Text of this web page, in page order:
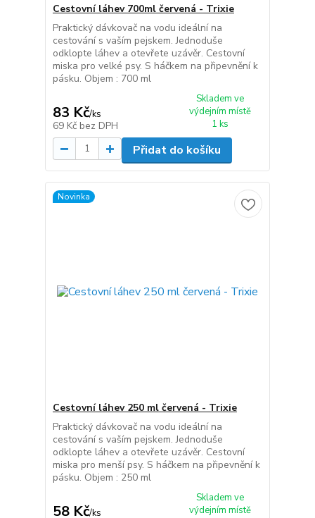
Cestovní láhev 700ml červená - Trixie
Praktický dávkovač na vodu ideální na
cestování s vaším pejskem. Jednoduše
odklopte láhev a otevřete uzávěr. Cestovní
miska pro velké psy. S háčkem na připevnění k
pásku. Objem : 700 ml
83 Kč/ks
69 Kč bez DPH
Skladem ve
výdejním místě
1 ks
Přidat do košíku
Novinka
Cestovní láhev 250 ml červená - Trixie
Praktický dávkovač na vodu ideální na
cestování s vaším pejskem. Jednoduše
odklopte láhev a otevřete uzávěr. Cestovní
miska pro menší psy. S háčkem na připevnění k
pásku. Objem : 250 ml
58 Kč/ks
Skladem ve
výdejním místě